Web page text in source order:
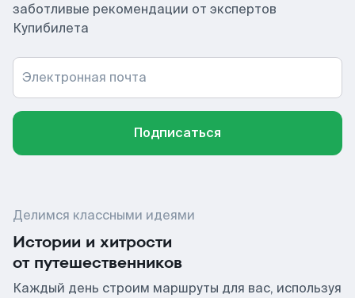
заботливые рекомендации от экспертов
Купибилета
Электронная почта
Подписаться
Делимся классными идеями
Истории и хитрости
от путешественников
Каждый день строим маршруты для вас, используя